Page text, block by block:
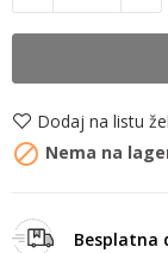
Dodaj na listu
 Nema na
Besplatna